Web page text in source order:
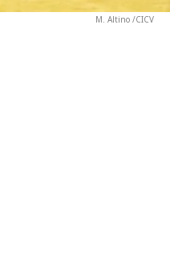
M. Altino /CICV